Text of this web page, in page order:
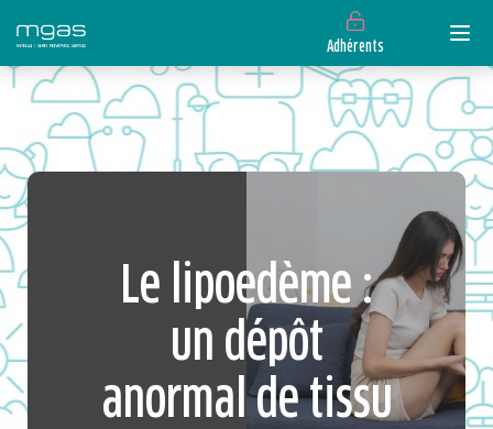
Adhérents
Le lipoedème :
un dépôt
anormal de tissu